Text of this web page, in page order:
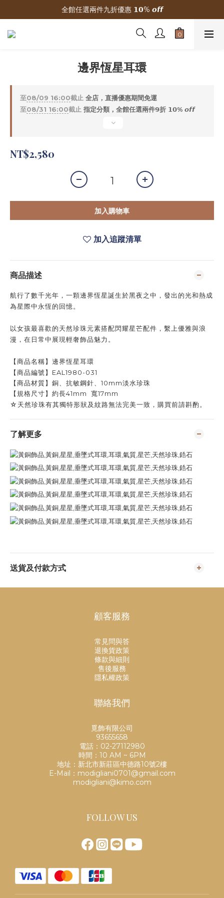
🌟 新加入會員贈300元購物金
全館任選兩件九折優惠 𝟭𝟬% 𝙤𝙛𝙛
🌟 新加入會員贈300元購物金
邊界恆星耳環
至08/09 16:00截止 全店，直播優惠期間免運
至08/31 16:00截止 指定分類，全館任選兩件𝟵折 𝟭𝟬% 𝙤𝙛𝙛
NT$2,580
加入購物車
加入追蹤清單
商品描述
航行了數千光年，一顆邊界恆星誕生於黑夜之中，發出的光和熱成
為星際中永恆的回憶。
以女孩最喜歡的天然珍珠元素搭配閃耀星芒配件，繫上優雅與浪
漫，在日常中展現輕奢飾品魅力。
【商品名稱】邊界恆星耳環
【商品編號】EAL1980-031
【商品材質】銅、抗敏鋼針、10mm淡水珍珠
【規格尺寸】約長41mm
寬17mm
☆天然珍珠有其獨特形狀及紋路無法完美一致，購買前請斟酌。
了解更多
送貨及付款方式
顧客服務
常見問與答
退換貨政策
條款與細則
售後服務
隱私權政策
聯絡我們
覓飾有限公司
93655658
電話：02-27112980
時間：10 AM ~ 6PM
地址：新北市新莊區中德路10號2樓
E-Mail：modigliani0701@gmail.com
modigliani@kimo.com
FOLLOW US